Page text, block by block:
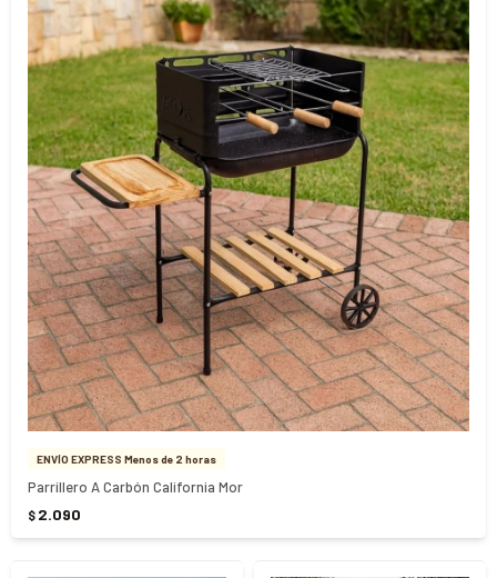
ENVÍO EXPRESS Menos de 2 horas
Parrillero A Carbón California Mor
$ 2.090